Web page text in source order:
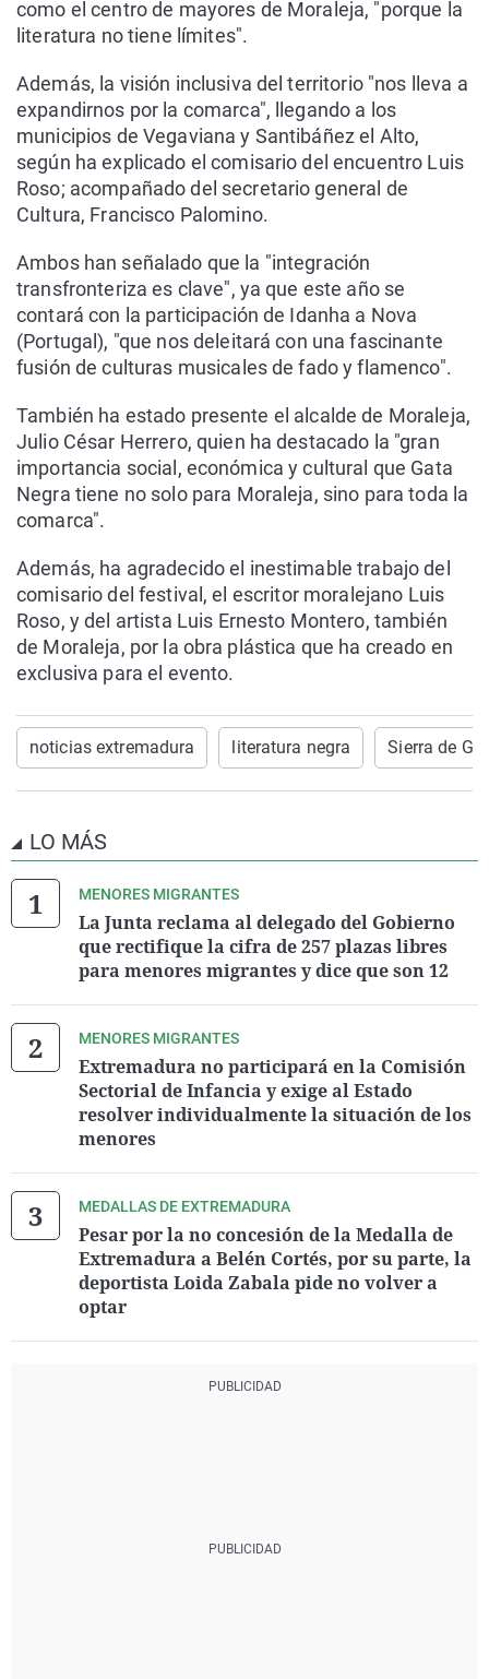
como el centro de mayores de Moraleja, "porque la
literatura no tiene límites".
Además, la visión inclusiva del territorio "nos lleva a
expandirnos por la comarca", llegando a los
municipios de Vegaviana y Santibáñez el Alto,
según ha explicado el comisario del encuentro Luis
Roso; acompañado del secretario general de
Cultura, Francisco Palomino.
Ambos han señalado que la "integración
transfronteriza es clave", ya que este año se
contará con la participación de Idanha a Nova
(Portugal), "que nos deleitará con una fascinante
fusión de culturas musicales de fado y flamenco".
También ha estado presente el alcalde de Moraleja,
Julio César Herrero, quien ha destacado la "gran
importancia social, económica y cultural que Gata
Negra tiene no solo para Moraleja, sino para toda la
comarca".
Además, ha agradecido el inestimable trabajo del
comisario del festival, el escritor moralejano Luis
Roso, y del artista Luis Ernesto Montero, también
de Moraleja, por la obra plástica que ha creado en
exclusiva para el evento.
noticias extremadura literatura negra Sierra de
LO MÁS
MENORES MIGRANTES
La Junta reclama al delegado del Gobierno
que rectifique la cifra de 257 plazas libres
para menores migrantes y dice que son 12
MENORES MIGRANTES
Extremadura no participará en la Comisión
Sectorial de Infancia y exige al Estado
resolver individualmente la situación de los
menores
MEDALLAS DE EXTREMADURA
Pesar por la no concesión de la Medalla de
Extremadura a Belén Cortés, por su parte, la
deportista Loida Zabala pide no volver a
optar